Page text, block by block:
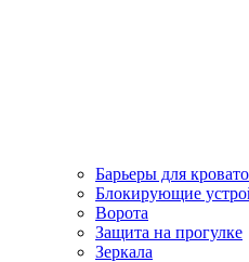
Барьеры для
Блокирующие
Ворота
Защита на прогулке
Зеркала